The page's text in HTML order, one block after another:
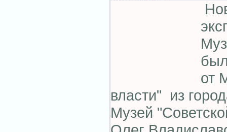
от
власти" из
Музей